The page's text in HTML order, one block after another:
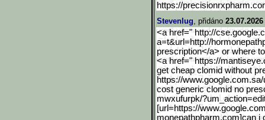
https://
Stevenlug, přidáno
<a href=" http://
a=t&url=http://
prescription</a> or where
<a href=" https://
get cheap clomid without
https://www.google.com.sa/
cost generic clomid no
mwxufurpk/
[url=https://www.google.c
monepathpharm.com]can i